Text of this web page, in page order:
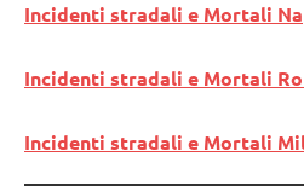
Incidenti stradali e Mortali
Incidenti stradali e Mortali
Incidenti stradali e Mortali